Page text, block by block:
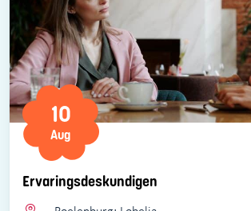
Ervaringsdeskundigen
10
Aug